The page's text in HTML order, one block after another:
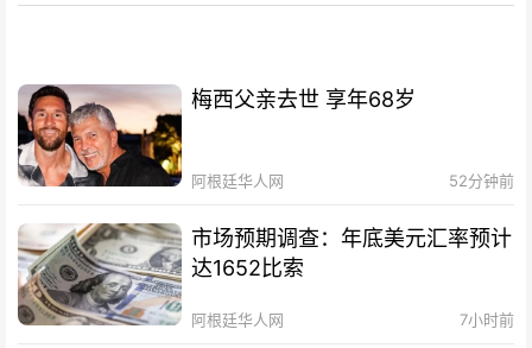
梅西父亲去世 享年68岁
阿根廷华人网 52分钟前
市场预期调查：年底美元汇率预计
达1652比索
阿根廷华人网 7小时前